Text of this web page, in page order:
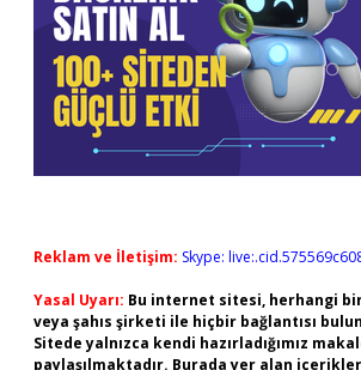
Reklam ve İletişim: Skype:
Yasal Uyarı: Bu internet sitesi, herhangi
veya şahıs şirketi ile hiçbir bağlantısı
Sitede yalnızca kendi hazırladığımız
paylaşılmaktadır. Burada yer alan